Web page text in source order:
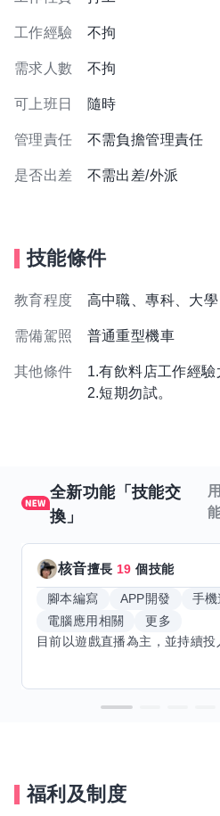
工作經驗 不拘
需求人數 不拘
可上班日 隨時
管理責任 不需負擔管理責任
是否出差 不需出差/外派
技能條件
教育程度 高中職、專科、大學
需備駕照 普通重型機車
其他條件
1.有飲料店工作經驗
2.短期勿試。
全新功能「技能交
換」
核音擅長 19 個技能
腳本編寫 APP開發
手
電腦應用相關
更多
福利及制度